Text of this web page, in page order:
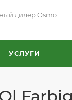
дилер Osmo
УСЛУГИ